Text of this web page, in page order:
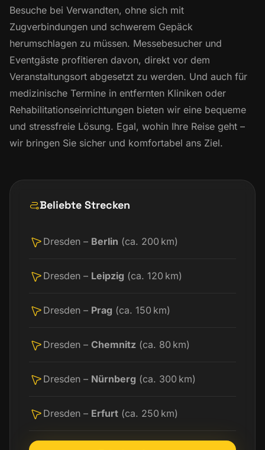
Besuche bei Verwandten, ohne sich mit
Zugverbindungen und schwerem Gepäck
herumschlagen zu müssen. Messebesucher und
Eventgäste profitieren davon, direkt vor dem
Veranstaltungsort abgesetzt zu werden. Und auch für
medizinische Termine in entfernten Kliniken oder
Rehabilitationseinrichtungen bieten wir eine bequeme
und stressfreie Lösung. Egal, wohin Ihre Reise geht –
wir bringen Sie sicher und komfortabel ans Ziel.
Beliebte Strecken
Dresden – Berlin (ca. 200 km)
Dresden – Leipzig (ca. 120 km)
Dresden – Prag (ca. 150 km)
Dresden – Chemnitz (ca. 80 km)
Dresden – Nürnberg (ca. 300 km)
Dresden – Erfurt (ca. 250 km)